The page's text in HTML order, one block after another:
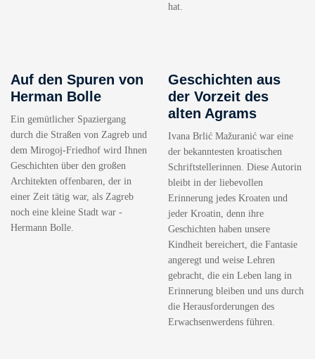
hat.
Auf den Spuren von
Herman Bolle
Ein gemütlicher Spaziergang
durch die Straßen von Zagreb und
dem Mirogoj-Friedhof wird Ihnen
Geschichten über den großen
Architekten offenbaren, der in
einer Zeit tätig war, als Zagreb
noch eine kleine Stadt war -
Hermann Bolle.
Geschichten aus
der Vorzeit des
alten Agrams
Ivana Brlić Mažuranić war eine
der bekanntesten kroatischen
Schriftstellerinnen. Diese Autorin
bleibt in der liebevollen
Erinnerung jedes Kroaten und
jeder Kroatin, denn ihre
Geschichten haben unsere
Kindheit bereichert, die Fantasie
angeregt und weise Lehren
gebracht, die ein Leben lang in
Erinnerung bleiben und uns durch
die Herausforderungen des
Erwachsenwerdens führen.